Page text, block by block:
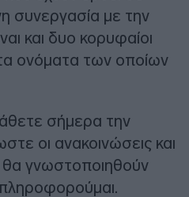
συνεργασία με την
και δυο κορυφαίοι
ονόματα των οποίων
σήμερα την
οι ανακοινώσεις και
γνωστοποιηθούν